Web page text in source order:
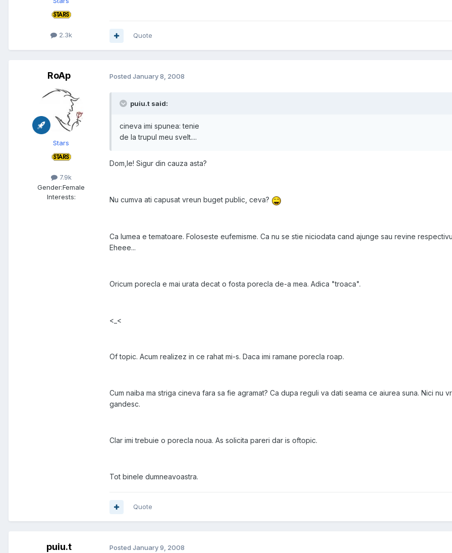
2.3k Quote
RoAp
Stars
7.9k
Gender:Female
Interests:
Posted January 8, 2008
puiu.t said:
cineva imi spunea: tenie
de la trupul meu svelt....
Dom,le! Sigur din cauza asta?
Nu cumva ati capusat vreun buget public, ceva?
Ca lumea e tematoare. Foloseste eufemisme. Ca nu se stie niciodata cand ajunge sau revine
Eheee...
Oricum porecla e mai urata decat o fosta porecla de-a mea. Adica "troaca".
<_<
Of topic. Acum realizez in ce rahat mi-s. Daca imi ramane porecla roap.
Cum naiba ma striga cineva fara sa fie agramat? Ca dupa reguli va dati seama ce aiurea suna. Nici nu
gandesc.
Clar imi trebuie o porecla noua. As solicita pareri dar is oftopic.
Tot binele dumneavoastra.
Quote
puiu.t Posted January 9, 2008